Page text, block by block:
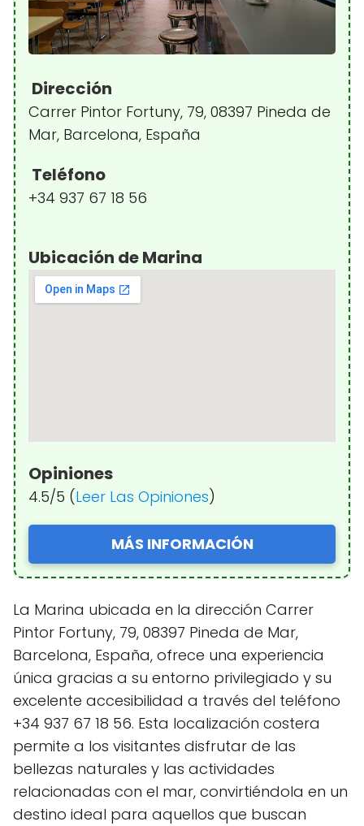
Dirección
Carrer Pintor Fortuny, 79, 08397 Pineda de
Mar, Barcelona, España
Teléfono
+34 937 67 18 56
Ubicación de Marina
Opiniones
4.5/5 (Leer Las Opiniones)
MÁS INFORMACIÓN
La Marina ubicada en la dirección Carrer
Pintor Fortuny, 79, 08397 Pineda de Mar,
Barcelona, España, ofrece una experiencia
única gracias a su entorno privilegiado y su
excelente accesibilidad a través del teléfono
+34 937 67 18 56. Esta localización costera
permite a los visitantes disfrutar de las
bellezas naturales y las actividades
relacionadas con el mar, convirtiéndola en un
destino ideal para aquellos que buscan